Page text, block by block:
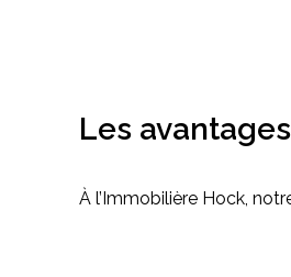
Les
À l’Immobilière Hock,